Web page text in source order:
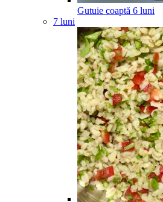
Gutuie coaptă 6 luni
7 luni